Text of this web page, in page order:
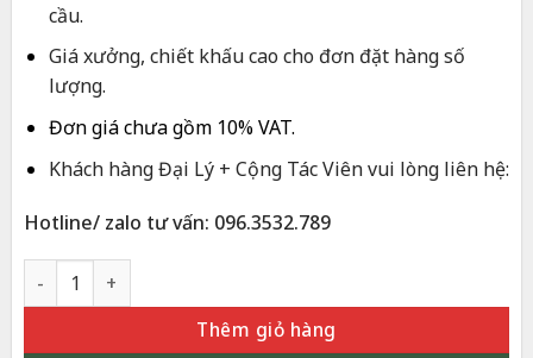
cầu.
Giá xưởng, chiết khấu cao cho đơn đặt hàng số
lượng.
Đơn giá chưa gồm 10% VAT.
Khách hàng Đại Lý + Cộng Tác Viên vui lòng liên hệ:
Hotline/ zalo tư vấn: 096.3532.789
Song Mã Dát Vàng 24K Quà Tặng Phong Thủy Cao Cấp |
Thêm giỏ hàng